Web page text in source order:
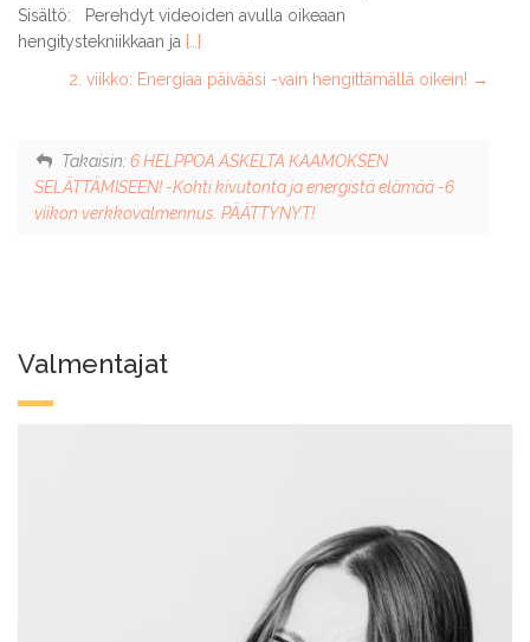
Sisältö: Perehdyt videoiden avulla oikeaan
hengitystekniikkaan ja […]
2. viikko: Energiaa päivääsi -vain hengittämällä oikein!
Takaisin: 6 HELPPOA ASKELTA KAAMOKSEN
SELÄTTÄMISEEN! -Kohti kivutonta ja energistä elämää -6
viikon verkkovalmennus. PÄÄTTYNYT!
Valmentajat